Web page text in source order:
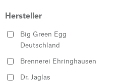
Hersteller
Big Green Egg
Deutschland
Brennerei Ehringhausen
Dr. Jaglas